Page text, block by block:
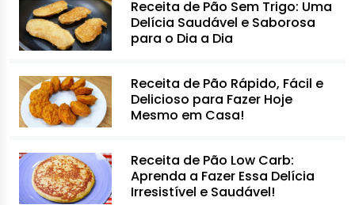
Receita de Pão Sem Trigo: Uma
Delícia Saudável e Saborosa
para o Dia a Dia
Receita de Pão Rápido, Fácil e
Delicioso para Fazer Hoje
Mesmo em Casa!
Receita de Pão Low Carb:
Aprenda a Fazer Essa Delícia
Irresistível e Saudável!